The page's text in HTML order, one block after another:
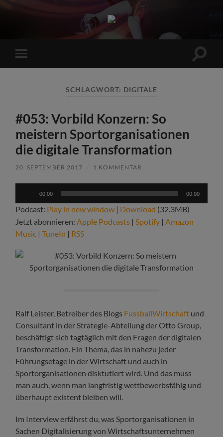
Sports
Maniac
Mobile-
Menü
SCHLAGWORT: DIGITALE
#053: Vorbild Konzern: So
meistern Sportorganisationen
die digitale Transformation
20. SEPTEMBER 2017 1 KOMMENTAR
00:00 00:00
Podcast: Play in new window | Download (32.3MB)
Jetzt abonnieren:Apple Podcasts |Spotify |Amazon
Music |TuneIn | RSS
Ralf Leister, Betreiber des Blogs FussballWirtschaft und
Consultant in der Strategie-Abteilung der Otto Group,
beschäftigt sich tagtäglich mit den Fragen der digitalen
Transformation. Ein Thema, das in nahezu jeder
Führungsetage in der Wirtschaft und auch in
Sportorganisationen disktutiert wird. Und das muss
man auch, wenn man langfristig wettbewerbsfähig und
überhaupt existent bleiben will.
Im Interview erfährst du, was Sportorganisationen in
Sachen Digitalisierung von Wirtschaftsunternehmen